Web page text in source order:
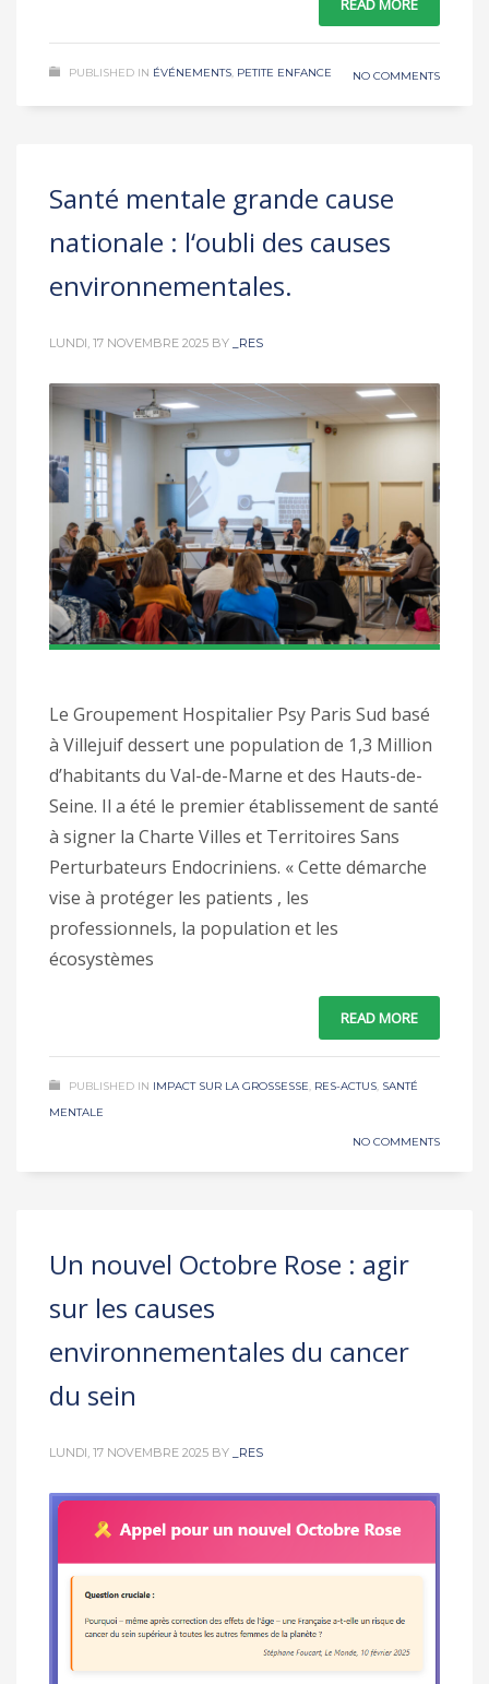
READ MORE
PUBLISHED IN ÉVÉNEMENTS, PETITE ENFANCE NO COMMENTS
Santé mentale grande cause
nationale : l‘oubli des causes
environnementales.
LUNDI, 17 NOVEMBRE 2025 BY _RES
Le Groupement Hospitalier Psy Paris Sud basé
à Villejuif dessert une population de 1,3 Million
d’habitants du Val-de-Marne et des Hauts-de-
Seine. Il a été le premier établissement de santé
à signer la Charte Villes et Territoires Sans
Perturbateurs Endocriniens. « Cette démarche
vise à protéger les patients , les
professionnels, la population et les
écosystèmes
READ MORE
PUBLISHED IN IMPACT SUR LA GROSSESSE, RES-ACTUS, SANTÉ
MENTALE
NO COMMENTS
Un nouvel Octobre Rose : agir
sur les causes
environnementales du cancer
du sein
LUNDI, 17 NOVEMBRE 2025 BY _RES